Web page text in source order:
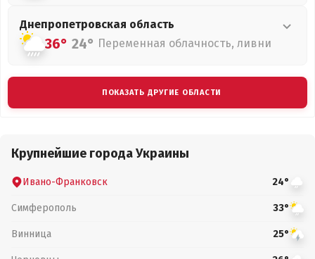
Днепропетровская область
36° 24° Переменная облачность, ливни
ПОКАЗАТЬ ДРУГИЕ ОБЛАСТИ
Крупнейшие города Украины
Ивано-Франковск 24°
Симферополь 33°
Винница 25°